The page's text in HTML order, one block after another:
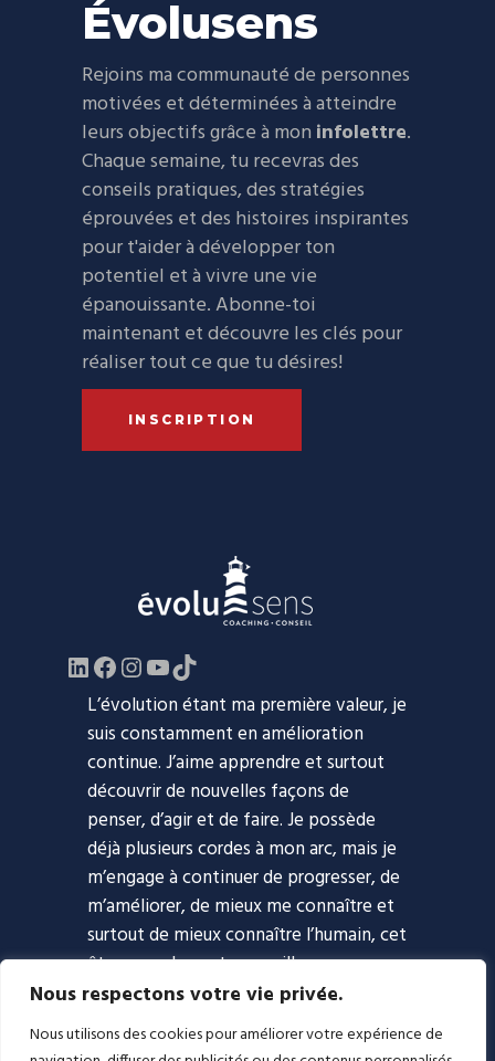
Nous respectons votre vie privée.
Nous utilisons des cookies pour améliorer votre expérience de
Évolusens
Rejoins ma communauté de personnes
motivées et déterminées à atteindre
leurs objectifs grâce à mon infolettre.
Chaque semaine, tu recevras des
conseils pratiques, des stratégies
éprouvées et des histoires inspirantes
pour t'aider à développer ton
potentiel et à vivre une vie
épanouissante. Abonne-toi
maintenant et découvre les clés pour
réaliser tout ce que tu désires!
INSCRIPTION
LinkedIn
Facebook
https://www.instagram.com/
YouTube
TikTok
L’évolution étant ma première valeur, je
suis constamment en amélioration
continue. J’aime apprendre et surtout
découvrir de nouvelles façons de
penser, d’agir et de faire. Je possède
déjà plusieurs cordes à mon arc, mais je
m’engage à continuer de progresser, de
m’améliorer, de mieux me connaître et
surtout de mieux connaître l’humain, cet
être complexe et merveilleux.
Accueil Approche Coaching
Blogue
Podcast À propos